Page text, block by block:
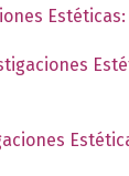
Estéticas: